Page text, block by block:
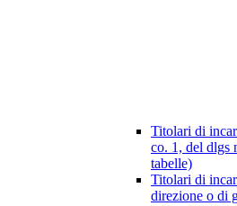
Titolari di
co. 1, del dlgs
tabelle)
Titolari di
direzione o di